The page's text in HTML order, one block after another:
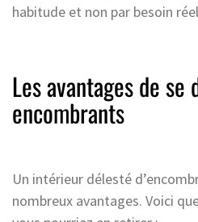
habitude et non par besoin
Les avantages de se
encombrants
Un intérieur délesté
nombreux avantages. Voici